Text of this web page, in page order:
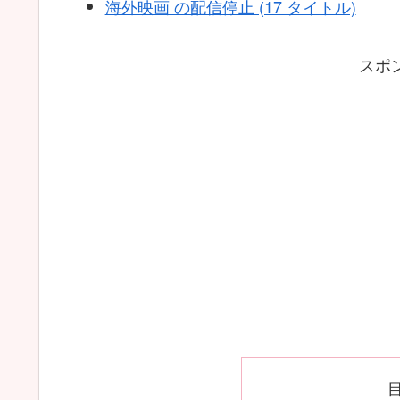
海外映画 の配信停止 (17 タイトル)
スポ